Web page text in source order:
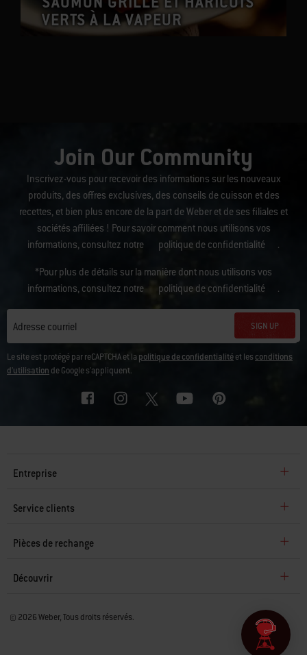
VERTS À LA VAPEUR
Join Our Community
Inscrivez-vous pour recevoir des informations sur les nouveaux
produits, des offres exclusives, des conseils de cuisson et des
recettes, et bien plus encore de la part de Weber et de ses filiales et
sociétés affiliées ! Pour savoir comment nous utilisons vos
informations, consultez notre
politique de confidentialité .
*Pour plus de détails sur la manière dont nous utilisons vos
informations, consultez notre
politique de confidentialité .
Adresse courriel SIGN UP
Le site est protégé par reCAPTCHA et la politique de confidentialitéet les conditions
d'utilisation de Google s'appliquent.
Entreprise
Service clients
Pièces de rechange
Découvrir
© 2026 Weber, Tous droits réservés.